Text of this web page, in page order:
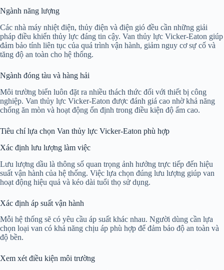
Ngành năng lượng
Các nhà máy nhiệt điện, thủy điện và điện gió đều cần những giải
pháp điều khiển thủy lực đáng tin cậy. Van thủy lực Vicker-Eaton giúp
đảm bảo tính liên tục của quá trình vận hành, giảm nguy cơ sự cố và
tăng độ an toàn cho hệ thống.
Ngành đóng tàu và hàng hải
Môi trường biển luôn đặt ra nhiều thách thức đối với thiết bị công
nghiệp. Van thủy lực Vicker-Eaton được đánh giá cao nhờ khả năng
chống ăn mòn và hoạt động ổn định trong điều kiện độ ẩm cao.
Tiêu chí lựa chọn Van thủy lực Vicker-Eaton phù hợp
Xác định lưu lượng làm việc
Lưu lượng dầu là thông số quan trọng ảnh hưởng trực tiếp đến hiệu
suất vận hành của hệ thống. Việc lựa chọn đúng lưu lượng giúp van
hoạt động hiệu quả và kéo dài tuổi thọ sử dụng.
Xác định áp suất vận hành
Mỗi hệ thống sẽ có yêu cầu áp suất khác nhau. Người dùng cần lựa
chọn loại van có khả năng chịu áp phù hợp để đảm bảo độ an toàn và
độ bền.
Xem xét điều kiện môi trường